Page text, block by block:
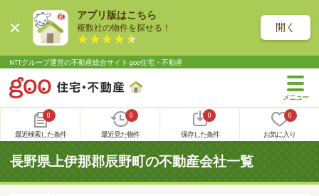
アプリ版はこちら
複数社の物件を探せる！ 開く
NTTグループ運営の不動産総合サイト goo住宅・不動産
0
最近検索した条件
0
最近見た物件
0
保存した条件
0
お気に入り
長野県上伊那郡辰野町の不動産会社一覧